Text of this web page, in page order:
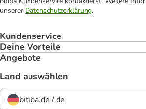
unserer Datenschutzerklärung.
Kundenservice
Deine Vorteile
Angebote
Land auswählen
bitiba.de / de